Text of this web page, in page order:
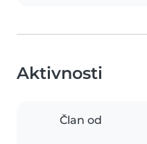
Aktivnosti
Član od